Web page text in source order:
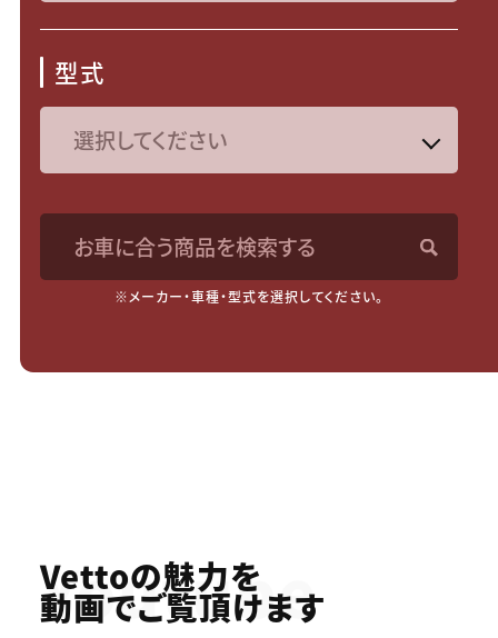
型式
お車に合う商品を検索する
※メーカー・車種・型式を選択してください。
Youtube
Vettoの魅力を
動画でご覧頂けます